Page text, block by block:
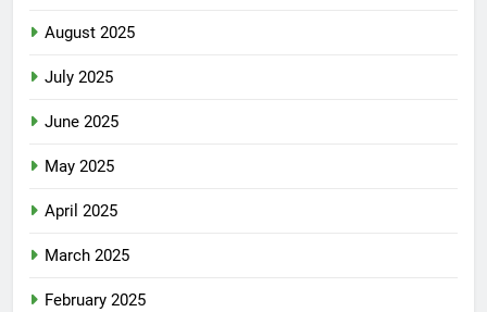
August 2025
July 2025
June 2025
May 2025
April 2025
March 2025
February 2025